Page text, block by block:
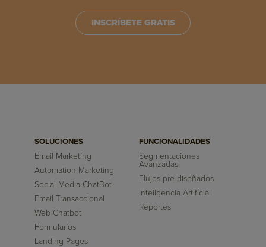
INSCRÍBETE GRATIS
SOLUCIONES
Email Marketing
Automation Marketing
Social Media ChatBot
Email Transaccional
Web Chatbot
Formularios
Landing Pages
FUNCIONALIDADES
Segmentaciones
Avanzadas
Flujos pre-diseñados
Inteligencia Artificial
Reportes